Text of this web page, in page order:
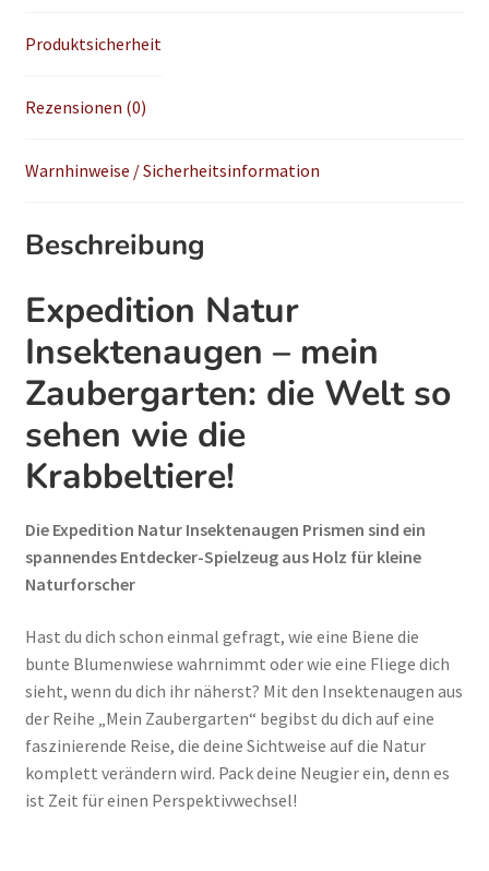
Produktsicherheit
Rezensionen (0)
Warnhinweise / Sicherheitsinformation
Beschreibung
Expedition Natur
Insektenaugen – mein
Zaubergarten: die Welt so
sehen wie die
Krabbeltiere!
Die Expedition Natur Insektenaugen Prismen sind ein
spannendes Entdecker-Spielzeug aus Holz für kleine
Naturforscher
Hast du dich schon einmal gefragt, wie eine Biene die
bunte Blumenwiese wahrnimmt oder wie eine Fliege dich
sieht, wenn du dich ihr näherst? Mit den Insektenaugen aus
der Reihe „Mein Zaubergarten“ begibst du dich auf eine
faszinierende Reise, die deine Sichtweise auf die Natur
komplett verändern wird. Pack deine Neugier ein, denn es
ist Zeit für einen Perspektivwechsel!